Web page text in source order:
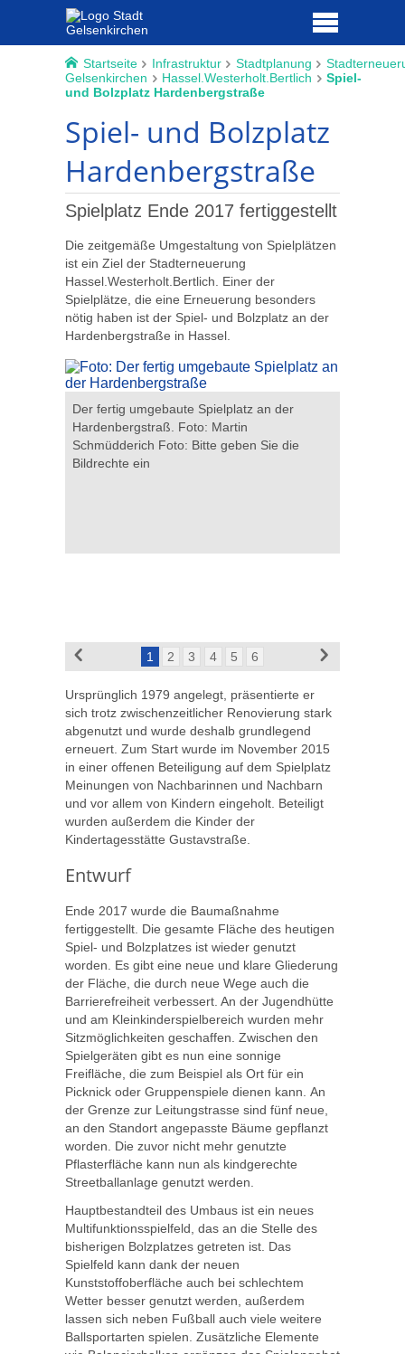
Startseite Infrastruktur Stadtplanung
Gelsenkirchen
Hassel.Westerholt.Bertlich
Spiel-
und Bolzplatz Hardenbergstraße
Spiel- und Bolzplatz
Hardenbergstraße
Spielplatz Ende 2017 fertiggestellt
Die zeitgemäße Umgestaltung von Spielplätzen
ist ein Ziel der Stadterneuerung
Hassel.Westerholt.Bertlich. Einer der
Spielplätze, die eine Erneuerung besonders
nötig haben ist der Spiel- und Bolzplatz an der
Hardenbergstraße in Hassel.
Der fertig umgebaute Spielplatz an der
Hardenbergstraß. Foto: Martin
Schmüdderich Foto: Bitte geben Sie die
Bildrechte ein
1 2 3 4 5 6
Ursprünglich 1979 angelegt, präsentierte er
sich trotz zwischenzeitlicher Renovierung stark
abgenutzt und wurde deshalb grundlegend
erneuert. Zum Start wurde im November 2015
in einer offenen Beteiligung auf dem Spielplatz
Meinungen von Nachbarinnen und Nachbarn
und vor allem von Kindern eingeholt. Beteiligt
wurden außerdem die Kinder der
Kindertagesstätte Gustavstraße.
Entwurf
Ende 2017 wurde die Baumaßnahme
fertiggestellt. Die gesamte Fläche des heutigen
Spiel- und Bolzplatzes ist wieder genutzt
worden. Es gibt eine neue und klare Gliederung
der Fläche, die durch neue Wege auch die
Barrierefreiheit verbessert. An der Jugendhütte
und am Kleinkinderspielbereich wurden mehr
Sitzmöglichkeiten geschaffen. Zwischen den
Spielgeräten gibt es nun eine sonnige
Freifläche, die zum Beispiel als Ort für ein
Picknick oder Gruppenspiele dienen kann. An
der Grenze zur Leitungstrasse sind fünf neue,
an den Standort angepasste Bäume gepflanzt
worden. Die zuvor nicht mehr genutzte
Pflasterfläche kann nun als kindgerechte
Streetballanlage genutzt werden.
Hauptbestandteil des Umbaus ist ein neues
Multifunktionsspielfeld, das an die Stelle des
bisherigen Bolzplatzes getreten ist. Das
Spielfeld kann dank der neuen
Kunststoffoberfläche auch bei schlechtem
Wetter besser genutzt werden, außerdem
lassen sich neben Fußball auch viele weitere
Ballsportarten spielen. Zusätzliche Elemente